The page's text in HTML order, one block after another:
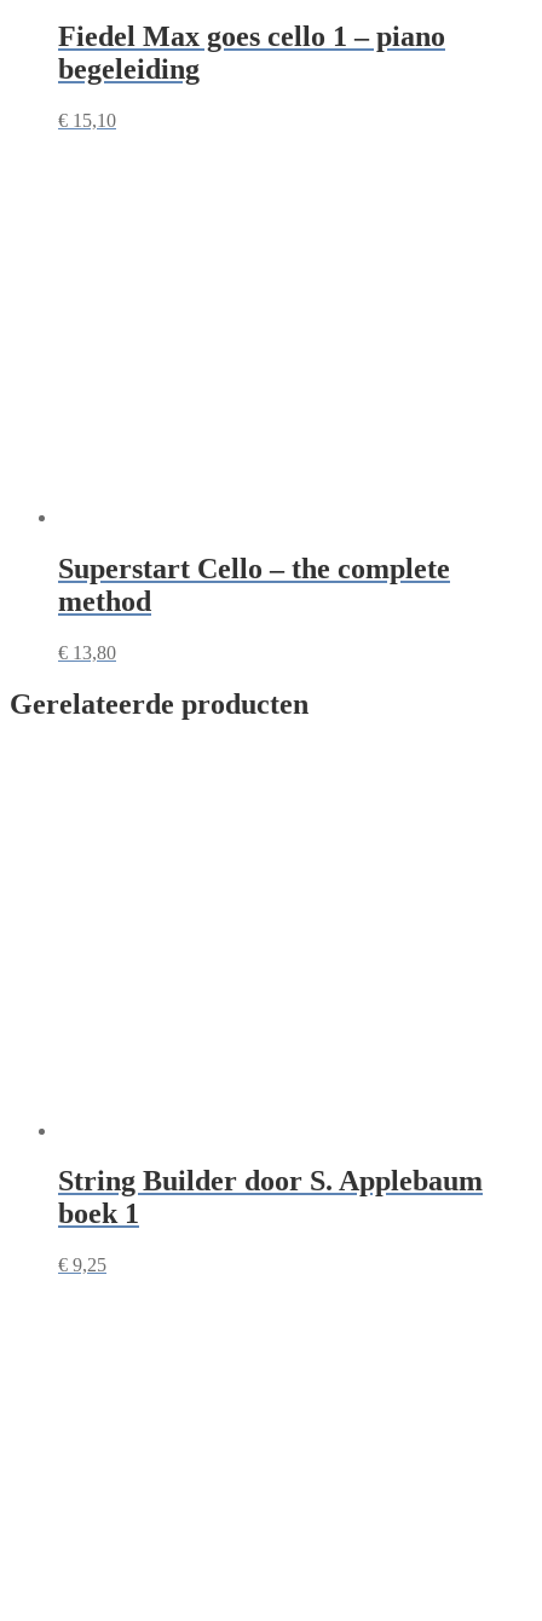
Fiedel Max goes cello 1 – piano
begeleiding
€ 15,10
Superstart Cello – the complete
method
€ 13,80
Gerelateerde producten
String Builder door S. Applebaum
boek 1
€ 9,25